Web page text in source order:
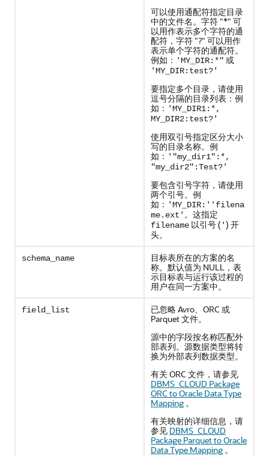
可以使用通配符指定目录
中的文件名。字符 "*" 可
以用作表示多个字符的通
配符，字符 "?" 可以用作
表示单个字符的通配符。
例如： 'MY_DIR:*" 或
'MY_DIR:test?'
要指定多个目录，请使用
逗号分隔的目录列表：例
如： 'MY_DIR1:*,
MY_DIR2:test?'
使用双引号指定区分大小
写的目录名称。例
如： '"my_dir1":*,
"my_dir2":Test?'
要包含引号字符，请使用
两个引号。例
如： 'MY_DIR:''filena
me.ext' 。这指定
filename 以引号 ( ') 开
头。
schema_name
目标表所在的方案的名
称。默认值为 NULL，表
示目标表与运行该过程的
用户在同一方案中。
field_list
已忽略 Avro、ORC 或
Parquet 文件。
源中的字段按名称匹配外
部表列。源数据类型将转
换为外部表列数据类型。
有关 ORC 文件，请参见
DBMS_CLOUD Package
ORC to Oracle Data Type
Mapping 。
有关映射的详细信息，请
参见 DBMS_CLOUD
Package Parquet to Oracle
Data Type Mapping 。